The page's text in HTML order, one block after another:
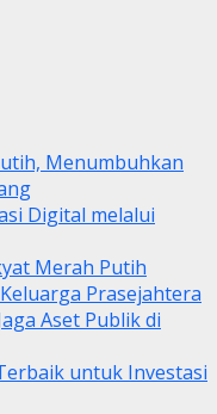
Menumbuhkan
Digital melalui
Merah Putih
Prasejahtera
Aset Publik di
untuk Investasi